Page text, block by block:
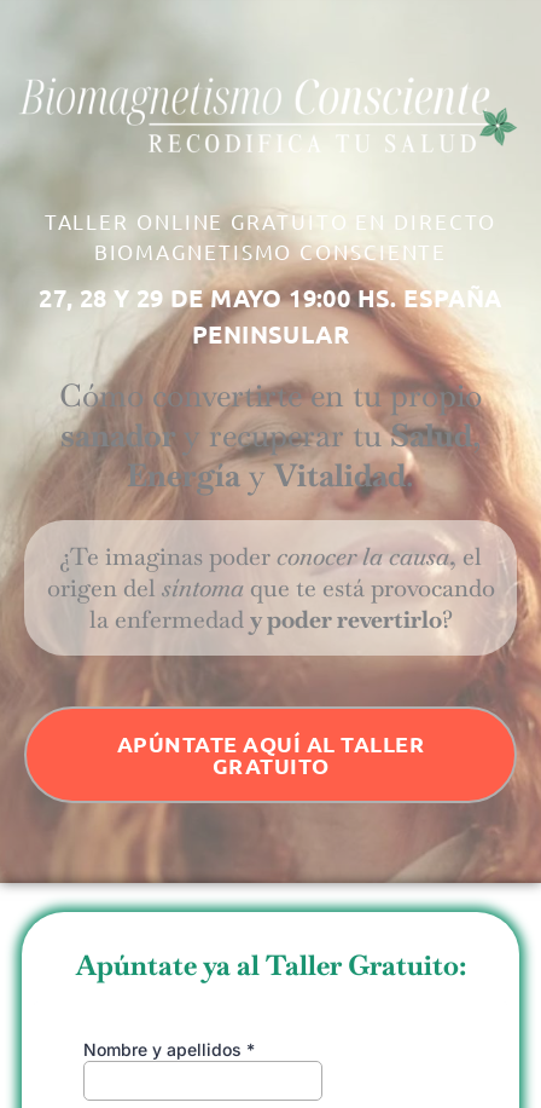
TALLER ONLINE GRATUITO EN DIRECTO
BIOMAGNETISMO CONSCIENTE
27, 28 Y 29 DE MAYO 19:00 HS. ESPAÑA
PENINSULAR
Cómo convertirte en tu propio
sanador y recuperar tuSalud,
EnergíayVitalidad.
¿Te imaginas poderconocer la causa, el
origen del síntomaque te está provocando
la enfermedady poder revertirlo?
APÚNTATE AQUÍ AL TALLER
GRATUITO
Apúntate ya al Taller Gratuito: